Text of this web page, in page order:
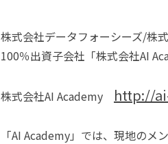
株式会社データフォーシーズ/株
100％出資子会社「株式会社AI
株式会社AI Academy http://
「AI Academy」では、現地の